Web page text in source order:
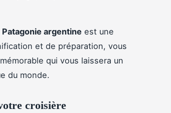
Patagonie argentine est une
et de préparation, vous
qui vous laissera un
du monde.
croisière